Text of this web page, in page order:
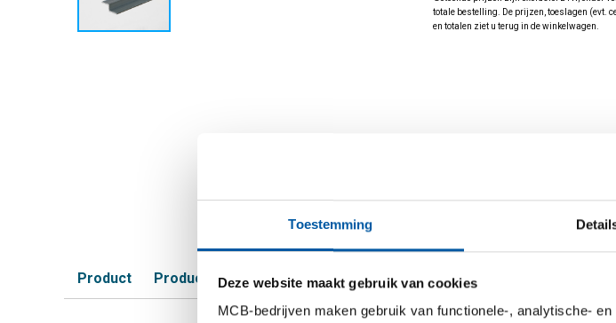
Toestemming
Deze website maakt gebruik van cookies
MCB-bedrijven maken gebruik van functionele-, analytische-
totale bestelling. De prijzen, toeslagen (evt.
en totalen ziet u terug in de winkelwagen.
Product Product omschrijving Bruto prijslijst Downloads